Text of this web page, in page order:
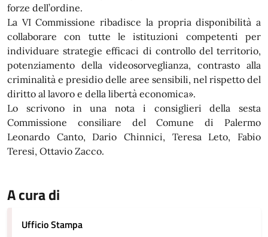
forze dell’ordine.
La VI Commissione ribadisce la propria disponibilità a
collaborare con tutte le istituzioni competenti per
individuare strategie efficaci di controllo del territorio,
potenziamento della videosorveglianza, contrasto alla
criminalità e presidio delle aree sensibili, nel rispetto del
diritto al lavoro e della libertà economica».
Lo scrivono in una nota i consiglieri della sesta
Commissione consiliare del Comune di Palermo
Leonardo Canto, Dario Chinnici, Teresa Leto, Fabio
Teresi, Ottavio Zacco.
A cura di
Ufficio Stampa